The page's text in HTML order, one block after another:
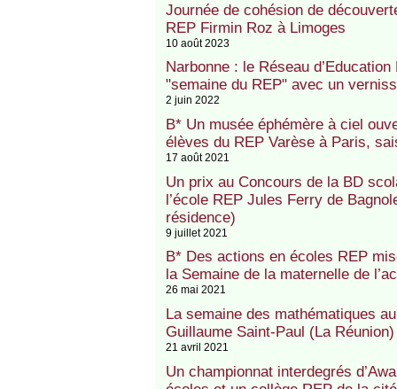
Journée de cohésion de
REP Firmin Roz à Limoges
10 août 2023
Narbonne : le Réseau
"semaine du REP" avec un
2 juin 2022
B* Un musée éphémère à ciel
élèves du REP Varèse à Paris,
17 août 2021
Un prix au Concours de la BD
l’école REP Jules Ferry de
résidence)
9 juillet 2021
B* Des actions en écoles REP
la Semaine de la maternelle de
26 mai 2021
La semaine des mathématiques
Guillaume Saint-Paul (La Réunion)
21 avril 2021
Un championnat interdegrés